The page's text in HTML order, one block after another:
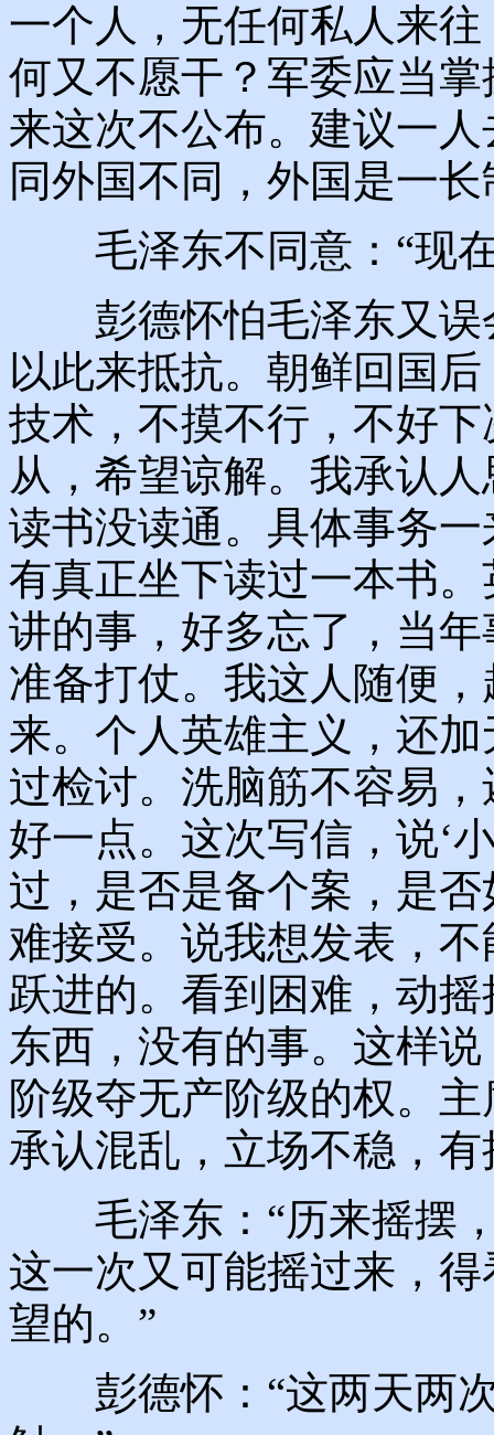
一个人，无任何私人来
何又不愿干？军委应当
来这次不公布。建议一
同外国不同，外国是一长
毛泽东不同意：“现在
彭德怀怕毛泽东又误
以此来抵抗。朝鲜回国
技术，不摸不行，不好
从，希望谅解。我承认
读书没读通。具体事务
有真正坐下读过一本书
讲的事，好多忘了，当
准备打仗。我这人随便
来。个人英雄主义，还
过检讨。洗脑筋不容易
好一点。这次写信，说‘
过，是否是备个案，是
难接受。说我想发表，
跃进的。看到困难，动
东西，没有的事。这样
阶级夺无产阶级的权。
承认混乱，立场不稳，有
毛泽东：“历来摇摆，
这一次又可能摇过来，
望的。”
彭德怀：“这两天两次